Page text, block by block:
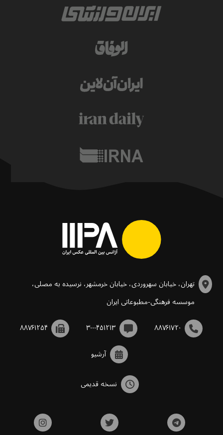
تهران، خیابان سهروردی، خیابان خرمشهر، نرسیده به مصلی،
موسسه فرهنگی-مطبوعاتی ایران
۸۸۷۶۱۷۲۰ ۳۰۰۰۴۵۱۲۱۳ ۸۸۷۶۱۲۵۴
آرشیو
نسخه قدیمی